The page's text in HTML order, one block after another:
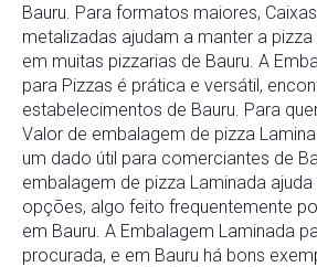
Bauru. Para formatos maiores,
metalizadas ajudam a manter a
em muitas pizzarias de Bauru. A
para Pizzas é prática e versátil,
estabelecimentos de Bauru. Para
Valor de embalagem de pizza
um dado útil para comerciantes de
embalagem de pizza Laminada
opções, algo feito frequentemente
em Bauru. A Embalagem Laminada
procurada, e em Bauru há bons